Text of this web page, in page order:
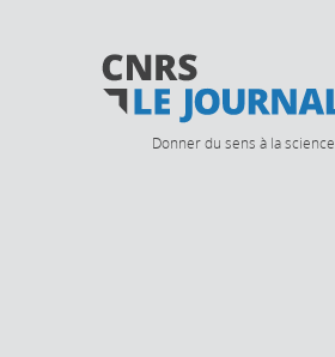
Donner du sens à la science